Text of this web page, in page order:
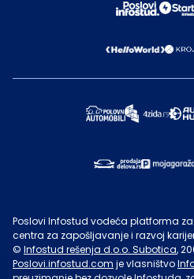
Poslovi Infostud vodeća platforma
centra za zapošljavanje i razvoj
© Infostud rešenja d.o.o. Subotica,
Poslovi.infostud.com je vlasništvo